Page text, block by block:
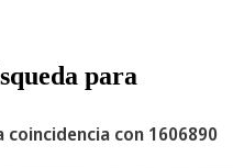
para
con ‪1606890